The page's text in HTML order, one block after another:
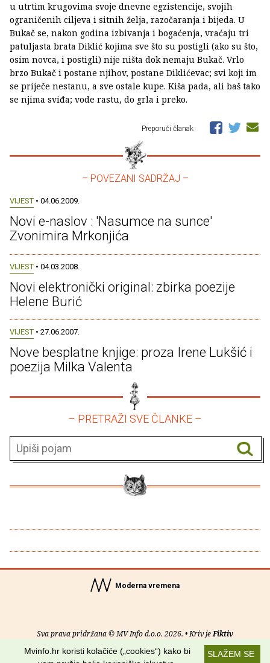
u utrtim krugovima svoje dnevne egzistencije, svojih
ograničenih ciljeva i sitnih želja, razočaranja i bijeda. U
Bukač se, nakon godina izbivanja i bogaćenja, vraćaju tri
patuljasta brata Diklić kojima sve što su postigli (ako su što,
osim novca, i postigli) nije ništa dok nemaju Bukač. Vrlo
brzo Bukač i postane njihov, postane Diklićevac; svi koji im
se priječe nestanu, a sve ostale kupe. Kiša pada, ali baš tako
se njima sviđa; vode rastu, do grla i preko.
Preporuči članak
– POVEZANI SADRŽAJ –
VIJEST • 04.06.2009.
Novi e-naslov : 'Nasumce na sunce'
Zvonimira Mrkonjića
VIJEST • 04.03.2008.
Novi elektronički original: zbirka poezije
Helene Burić
VIJEST • 27.06.2007.
Nove besplatne knjige: proza Irene Lukšić i
poezija Milka Valenta
– PRETRAŽI SVE ČLANKE –
Moderna vremena
Sva prava pridržana © MV Info d.o.o. 2026. • Kriv jeFiktiv
Uvjeti korištenja RSS kanaliSLAŽEM SE
Mvinfo.hr koristi kolačiće („cookies“) kako bi